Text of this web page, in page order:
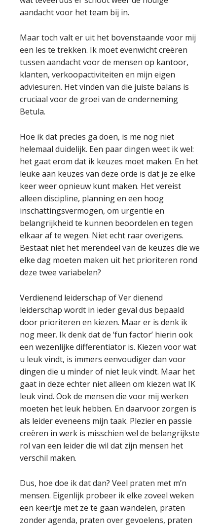
aandacht voor het team bij in.
Maar toch valt er uit het bovenstaande voor mij
een les te trekken. Ik moet evenwicht creëren
tussen aandacht voor de mensen op kantoor,
klanten, verkoopactiviteiten en mijn eigen
adviesuren. Het vinden van die juiste balans is
cruciaal voor de groei van de onderneming
Betula.
Hoe ik dat precies ga doen, is me nog niet
helemaal duidelijk. Een paar dingen weet ik wel:
het gaat erom dat ik keuzes moet maken. En het
leuke aan keuzes van deze orde is dat je ze elke
keer weer opnieuw kunt maken. Het vereist
alleen discipline, planning en een hoog
inschattingsvermogen, om urgentie en
belangrijkheid te kunnen beoordelen en tegen
elkaar af te wegen. Niet echt raar overigens.
Bestaat niet het merendeel van de keuzes die we
elke dag moeten maken uit het prioriteren rond
deze twee variabelen?
Verdienend leiderschap of Ver dienend
leiderschap wordt in ieder geval dus bepaald
door prioriteren en kiezen. Maar er is denk ik
nog meer. Ik denk dat de ‘fun factor’ hierin ook
een wezenlijke differentiator is. Kiezen voor wat
u leuk vindt, is immers eenvoudiger dan voor
dingen die u minder of niet leuk vindt. Maar het
gaat in deze echter niet alleen om kiezen wat IK
leuk vind. Ook de mensen die voor mij werken
moeten het leuk hebben. En daarvoor zorgen is
als leider eveneens mijn taak. Plezier en passie
creëren in werk is misschien wel de belangrijkste
rol van een leider die wil dat zijn mensen het
verschil maken.
Dus, hoe doe ik dat dan? Veel praten met m’n
mensen. Eigenlijk probeer ik elke zoveel weken
een keertje met ze te gaan wandelen, praten
zonder agenda, praten over gevoelens, praten